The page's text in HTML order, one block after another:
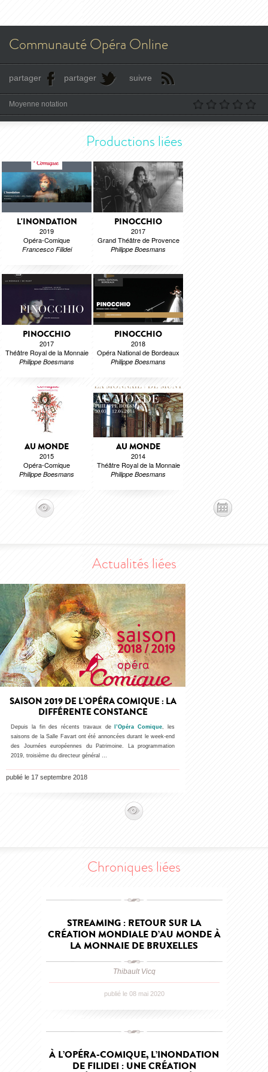
Communauté Opéra Online
partager partager suivre
Moyenne notation
Productions liées
L'INONDATION
2019
Opéra-Comique
Francesco Filidei
PINOCCHIO
2017
Grand Théâtre de Provence
Philippe Boesmans
PINOCCHIO
2017
Théâtre Royal de la Monnaie
Philippe Boesmans
PINOCCHIO
2018
Opéra National de Bordeaux
Philippe Boesmans
AU MONDE
2015
Opéra-Comique
Philippe Boesmans
AU MONDE
2014
Théâtre Royal de la Monnaie
Philippe Boesmans
Actualités liées
SAISON 2019 DE L’OPÉRA COMIQUE : LA
DIFFÉRENTE CONSTANCE
Depuis la fin des récents travaux de l’Opéra Comique, les
saisons de la Salle Favart ont été annoncées durant le week-end
des Journées européennes du Patrimoine. La programmation
2019, troisième du directeur général …
publié le 17 septembre 2018
Chroniques liées
STREAMING : RETOUR SUR LA
CRÉATION MONDIALE D’AU MONDE À
LA MONNAIE DE BRUXELLES
Thibault Vicq
publié le 08 mai 2020
À L’OPÉRA-COMIQUE, L’INONDATION
DE FILIDEI : UNE CRÉATION